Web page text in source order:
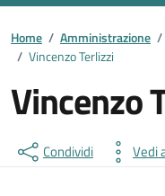
Contenuti in
Home / Amministrazione /
/ Vincenzo Terlizzi
Vincenzo
Condividi Vedi